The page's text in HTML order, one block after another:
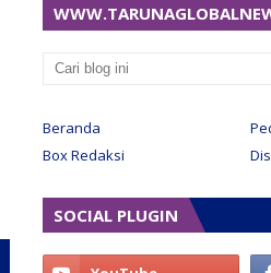
Beranda
Box Redaksi
SOCIAL PLUGIN